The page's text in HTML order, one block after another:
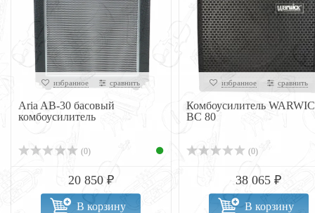
избранное сравнить
Aria AB-30 басовый
комбоусилитель
(0)
20 850 ₽
В корзину
избранное сравнить
Комбоусилитель
BC 80
(0)
38 065 ₽
В корзину